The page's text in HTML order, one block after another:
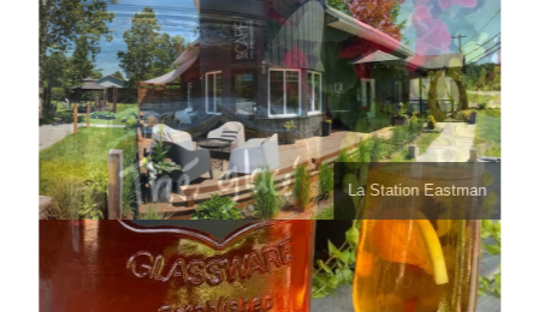
La Station Eastman